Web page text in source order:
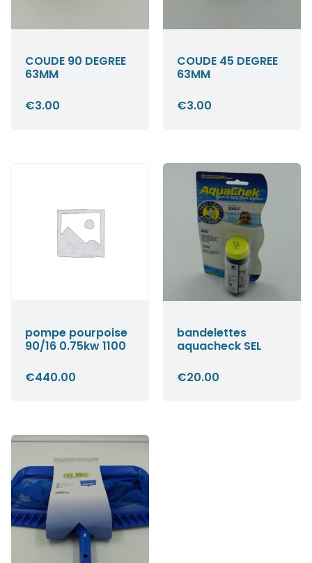
COUDE 90 DEGREE
63MM
€3.00
COUDE 45 DEGREE
63MM
€3.00
pompe pourpoise
90/16 0.75kw 1100
€440.00
bandelettes
aquacheck SEL
€20.00